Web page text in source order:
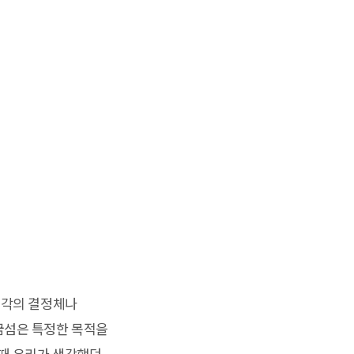
의 결정체나
은 특정한 목적을